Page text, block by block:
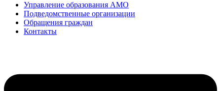
Управление образования АМО
Подведомственные организации
Обращения граждан
Контакты